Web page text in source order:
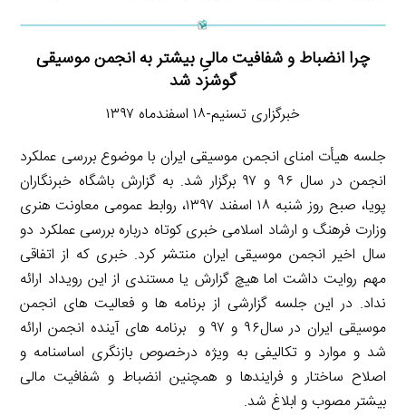
چرا انضباط و شفافیت مالیِ بیشتر به انجمن موسیقی
گوشزد شد
خبرگزاری تسنیم-۱۸ اسفندماه ۱۳۹۷
جلسه هیأت امنای انجمن موسیقی ایران با موضوع بررسی عملکرد
انجمن در سال ۹۶ و ۹۷ برگزار شد. به گزارش باشگاه خبرنگاران
پویا، صبح روز شنبه ۱۸ اسفند ۱۳۹۷، روابط عمومی معاونت هنری
وزارت فرهنگ و ارشاد اسلامی خبری کوتاه درباره بررسی عملکرد دو
سال اخیر انجمن موسیقی ایران منتشر کرد. خبری که از اتفاقی
مهم روایت داشت اما هیچ گزارش یا مستندی از این رویداد ارائه
نداد. در این جلسه گزارشی از برنامه ها و فعالیت های انجمن
موسیقی ایران در سال۹۶ و ۹۷ و برنامه های آینده انجمن ارائه
شد و موارد و تکالیفی به ویژه درخصوص بازنگری اساسنامه و
اصلاح ساختار و فرایندها و همچنین انضباط و شفافیت مالی
بیشتر مصوب و ابلاغ شد.